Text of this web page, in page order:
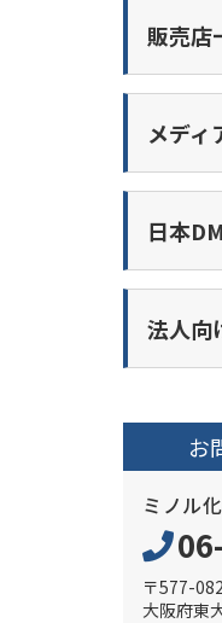
販売店
メディ
日本
法人向
お
ミノル
〒577-
大阪府東